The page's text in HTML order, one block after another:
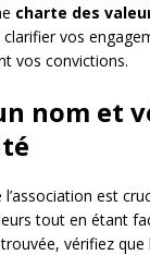
charte des
vos
vos convictions.
nom et
est
tout en étant
vérifiez que